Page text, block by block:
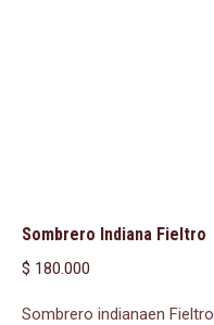
Sombrero Indiana Fieltro
$ 180.000
Sombrero indianaen Fieltro